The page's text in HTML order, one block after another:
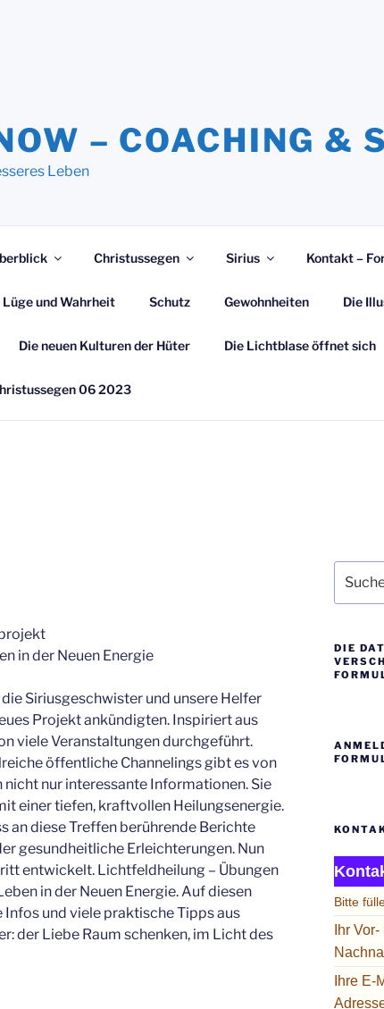
– COACHING &
Leben
Christussegen Sirius Kontakt –
Lüge und Wahrheit Schutz Gewohnheiten Die
Die neuen Kulturen der Hüter Die Lichtblase öffnet sich
06 2023
in der Neuen Energie
Siriusgeschwister und unsere Helfer
Projekt ankündigten. Inspiriert aus
viele Veranstaltungen durchgeführt.
öffentliche Channelings gibt es von
nicht nur interessante Informationen. Sie
einer tiefen, kraftvollen Heilungsenergie.
an diese Treffen berührende Berichte
gesundheitliche Erleichterungen. Nun
entwickelt. Lichtfeldheilung – Übungen
in der Neuen Energie. Auf diesen
Infos und viele praktische Tipps aus
der Liebe Raum schenken, im Licht des
nach:
DIE
Bitte
Ihr Vor-
Ihre E-